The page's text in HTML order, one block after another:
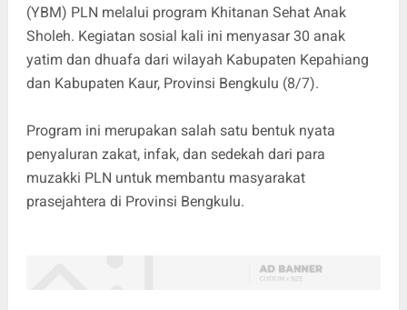
(YBM) PLN melalui program Khitanan Sehat Anak
Sholeh. Kegiatan sosial kali ini menyasar 30 anak
yatim dan dhuafa dari wilayah Kabupaten Kepahiang
dan Kabupaten Kaur, Provinsi Bengkulu (8/7).
Program ini merupakan salah satu bentuk nyata
penyaluran zakat, infak, dan sedekah dari para
muzakki PLN untuk membantu masyarakat
prasejahtera di Provinsi Bengkulu.